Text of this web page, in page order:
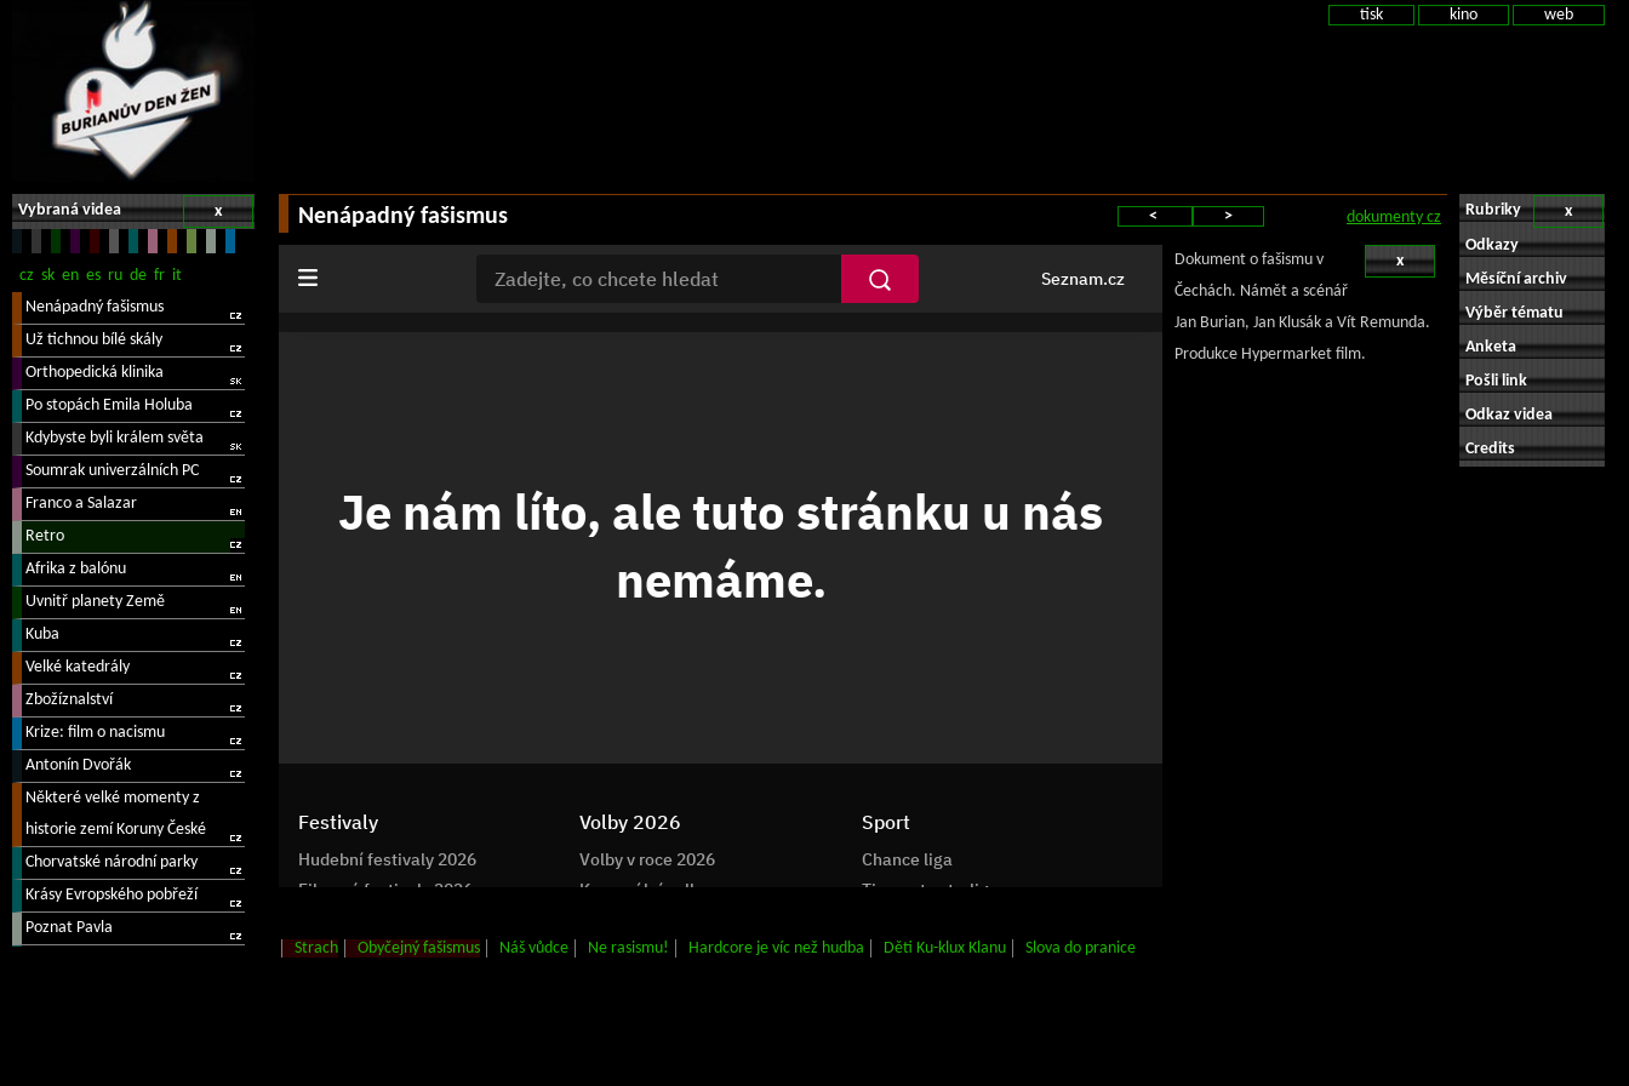
tisk kino web
x
Vybraná videa dokumenty cz
< >
Nenápadný fašismus
x
Dokument o fašismu v
Čechách. Námět a scénář
Jan Burian, Jan Klusák a Vít Remunda.
Produkce Hypermarket film.
Strach Obyčejný fašismus Náš vůdce Ne rasismu! Hardcore je víc než hudba Děti Ku-klux Klanu Slova do pranice
x
Rubriky
Odkazy
Měsíční archiv
Výběr tématu
Anketa
Pošli link
Odkaz videa
Credits